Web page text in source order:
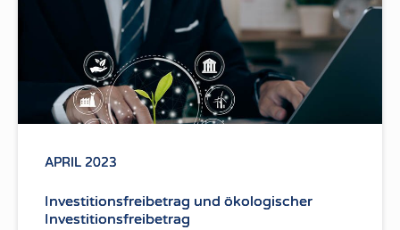
APRIL 2023
Investitionsfreibetrag und ökologischer
Investitionsfreibetrag